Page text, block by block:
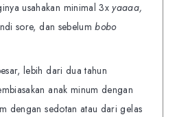
usahakan minimal 3xyaaaa,
sore, dan sebelumbobo
lebih dari dua tahun
anak minum dengan
dengan sedotan atau dari gelas